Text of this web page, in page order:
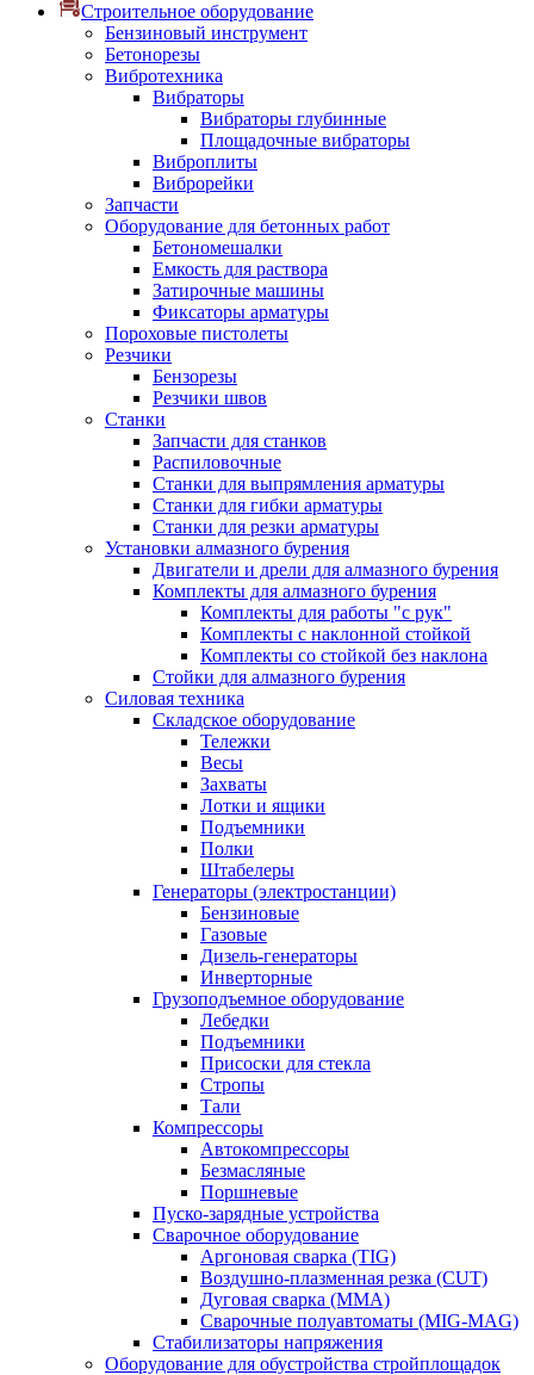
Строительное оборудование
Бензиновый инструмент
Бетонорезы
Вибротехника
Вибраторы
Вибраторы глубинные
Площадочные вибраторы
Виброплиты
Виброрейки
Запчасти
Оборудование для бетонных работ
Бетономешалки
Емкость для раствора
Затирочные машины
Фиксаторы арматуры
Пороховые пистолеты
Резчики
Бензорезы
Резчики швов
Станки
Запчасти для станков
Распиловочные
Станки для выпрямления арматуры
Станки для гибки арматуры
Станки для резки арматуры
Установки алмазного бурения
Двигатели и дрели для алмазного бурения
Комплекты для алмазного бурения
Комплекты для работы "с рук"
Комплекты с наклонной стойкой
Комплекты со стойкой без наклона
Стойки для алмазного бурения
Силовая техника
Складское оборудование
Тележки
Весы
Захваты
Лотки и ящики
Подъемники
Полки
Штабелеры
Генераторы (электростанции)
Бензиновые
Газовые
Дизель-генераторы
Инверторные
Грузоподъемное оборудование
Лебедки
Подъемники
Присоски для стекла
Стропы
Тали
Компрессоры
Автокомпрессоры
Безмасляные
Поршневые
Пуско-зарядные устройства
Сварочное оборудование
Аргоновая сварка (TIG)
Воздушно-плазменная резка (CUT)
Дуговая сварка (ММА)
Сварочные полуавтоматы (MIG-MAG)
Стабилизаторы напряжения
Оборудование для обустройства стройплощадок